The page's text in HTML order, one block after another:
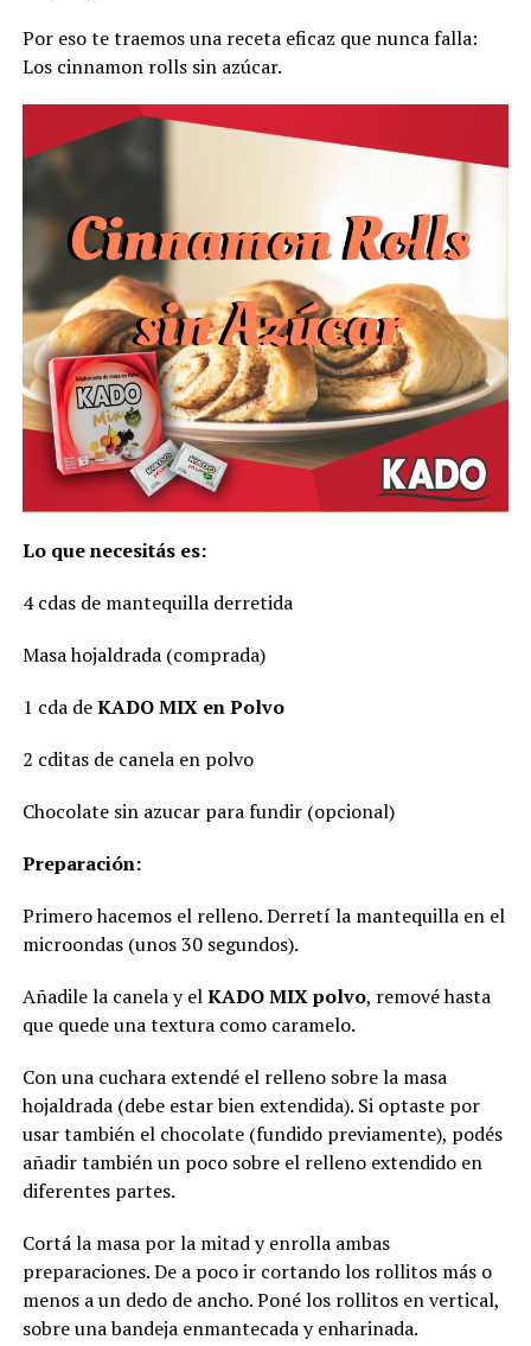
Por eso te traemos una receta eficaz que nunca falla:
Los cinnamon rolls sin azúcar.
Lo que necesitás es:
4 cdas de mantequilla derretida
Masa hojaldrada (comprada)
1 cda deKADO MIX en Polvo
2 cditas de canela en polvo
Chocolate sin azucar para fundir (opcional)
Preparación:
Primero hacemos el relleno. Derretí la mantequilla en el
microondas (unos 30 segundos).
Añadile la canela y elKADO MIX polvo, remové hasta
que quede una textura como caramelo.
Con una cuchara extendé el relleno sobre la masa
hojaldrada (debe estar bien extendida). Si optaste por
usar también el chocolate (fundido previamente), podés
añadir también un poco sobre el relleno extendido en
diferentes partes.
Cortá la masa por la mitad y enrolla ambas
preparaciones. De a poco ir cortando los rollitos más o
menos a un dedo de ancho. Poné los rollitos en vertical,
sobre una bandeja enmantecada y enharinada.